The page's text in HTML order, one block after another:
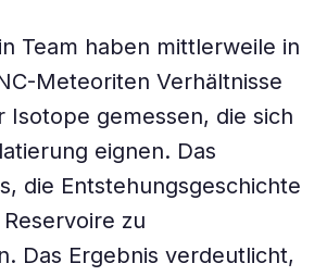
Team haben mittlerweile in
Meteoriten Verhältnisse
Isotope gemessen, die sich
eignen. Das
die Entstehungsgeschichte
zu
Das Ergebnis verdeutlicht,